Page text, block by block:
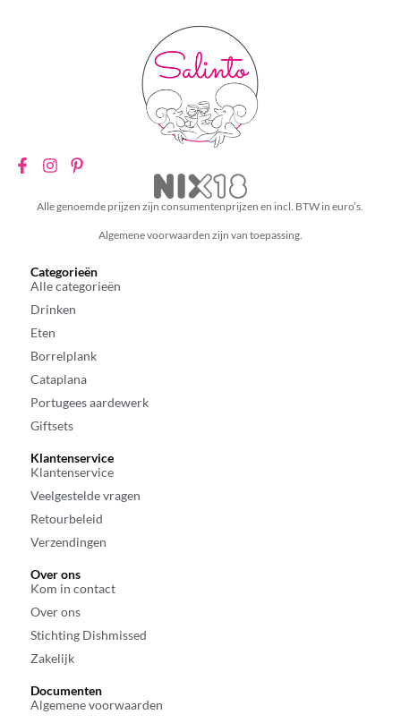
Alle genoemde prijzen zijn consumentenprijzen en incl. BTW in euro’s.
Algemene voorwaarden zijn van toepassing.
Categorieën
Alle categorieën
Drinken
Eten
Borrelplank
Cataplana
Portugees aardewerk
Giftsets
Klantenservice
Klantenservice
Veelgestelde vragen
Retourbeleid
Verzendingen
Over ons
Kom in contact
Over ons
Stichting Dishmissed
Zakelijk
Documenten
Algemene voorwaarden